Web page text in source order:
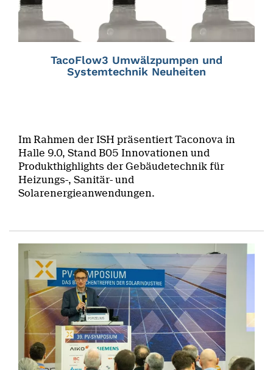
TacoFlow3 Umwälzpumpen und
Systemtechnik Neuheiten
Im Rahmen der ISH präsentiert Taconova in
Halle 9.0, Stand B05 Innovationen und
Produkthighlights der Gebäudetechnik für
Heizungs-, Sanitär- und
Solarenergieanwendungen.